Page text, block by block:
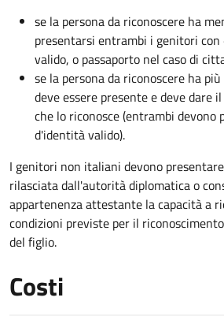
se la persona da riconoscere ha
presentarsi entrambi i genitori
valido, o passaporto nel caso di
se la persona da riconoscere ha
deve essere presente e deve dare
che lo riconosce (entrambi
d'identità valido).
I genitori non italiani devono
rilasciata dall'autorità diplomatica o
appartenenza attestante la capacità a
condizioni previste per il
del figlio.
Costi